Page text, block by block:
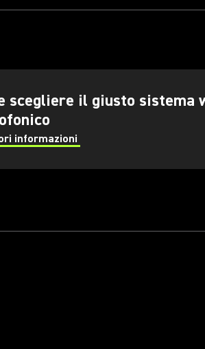
scegliere il giusto sistema
informazioni